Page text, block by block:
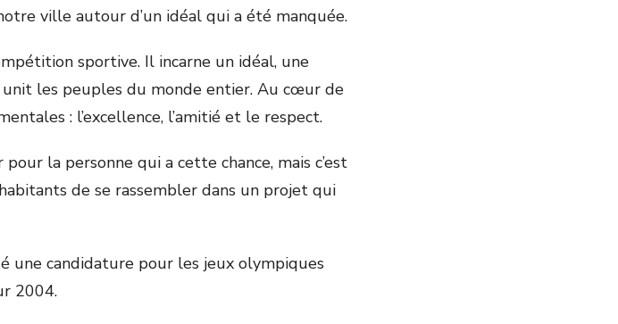
ville autour d’un idéal qui a été manquée.
sportive. Il incarne un idéal, une
les peuples du monde entier. Au cœur de
: l’excellence, l’amitié et le respect.
la personne qui a cette chance, mais c’est
de se rassembler dans un projet qui
une candidature pour les jeux olympiques
2004.